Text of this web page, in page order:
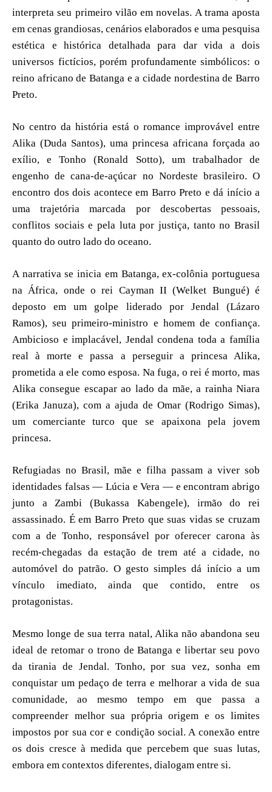
interpreta seu primeiro vilão em novelas. A trama aposta
em cenas grandiosas, cenários elaborados e uma pesquisa
estética e histórica detalhada para dar vida a dois
universos fictícios, porém profundamente simbólicos: o
reino africano de Batanga e a cidade nordestina de Barro
Preto.
No centro da história está o romance improvável entre
Alika (Duda Santos), uma princesa africana forçada ao
exílio, e Tonho (Ronald Sotto), um trabalhador de
engenho de cana-de-açúcar no Nordeste brasileiro. O
encontro dos dois acontece em Barro Preto e dá início a
uma trajetória marcada por descobertas pessoais,
conflitos sociais e pela luta por justiça, tanto no Brasil
quanto do outro lado do oceano.
A narrativa se inicia em Batanga, ex-colônia portuguesa
na África, onde o rei Cayman II (Welket Bungué) é
deposto em um golpe liderado por Jendal (Lázaro
Ramos), seu primeiro-ministro e homem de confiança.
Ambicioso e implacável, Jendal condena toda a família
real à morte e passa a perseguir a princesa Alika,
prometida a ele como esposa. Na fuga, o rei é morto, mas
Alika consegue escapar ao lado da mãe, a rainha Niara
(Erika Januza), com a ajuda de Omar (Rodrigo Simas),
um comerciante turco que se apaixona pela jovem
princesa.
Refugiadas no Brasil, mãe e filha passam a viver sob
identidades falsas — Lúcia e Vera — e encontram abrigo
junto a Zambi (Bukassa Kabengele), irmão do rei
assassinado. É em Barro Preto que suas vidas se cruzam
com a de Tonho, responsável por oferecer carona às
recém-chegadas da estação de trem até a cidade, no
automóvel do patrão. O gesto simples dá início a um
vínculo imediato, ainda que contido, entre os
protagonistas.
Mesmo longe de sua terra natal, Alika não abandona seu
ideal de retomar o trono de Batanga e libertar seu povo
da tirania de Jendal. Tonho, por sua vez, sonha em
conquistar um pedaço de terra e melhorar a vida de sua
comunidade, ao mesmo tempo em que passa a
compreender melhor sua própria origem e os limites
impostos por sua cor e condição social. A conexão entre
os dois cresce à medida que percebem que suas lutas,
embora em contextos diferentes, dialogam entre si.